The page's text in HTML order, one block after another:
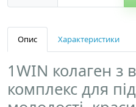
Опис Характеристики
1WIN колаген з
комплекс для